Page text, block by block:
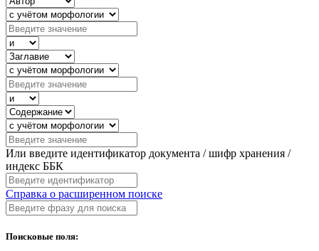
Или введите идентификатор документа / шифр хранения /
индекс ББК
Справка о расширенном поиске
Поисковые поля: